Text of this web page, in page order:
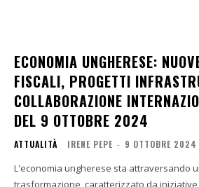
ECONOMIA UNGHERESE:
FISCALI, PROGETTI
COLLABORAZIONE
DEL 9 OTTOBRE 2024
ATTUALITÀ IRENE PEPE - 9 OTTOBRE 2024
L'economia ungherese sta attraversando
trasformazione, caratterizzato da